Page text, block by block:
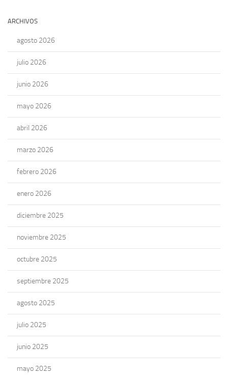
ARCHIVOS
agosto 2026
julio 2026
junio 2026
mayo 2026
abril 2026
marzo 2026
febrero 2026
enero 2026
diciembre 2025
noviembre 2025
octubre 2025
septiembre 2025
agosto 2025
julio 2025
junio 2025
mayo 2025